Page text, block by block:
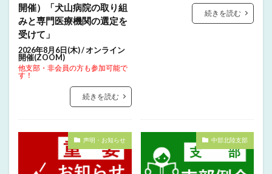
開催）「犬山病院の取り組
みと専門医療機関の選定を
受けて」
2026年8月6日(木) / オンライン
開催(ZOOM)
他支部・非会員の方も参加可能で
す！
続きを読む
続きを読む
声明・お知らせ 中部北陸支部